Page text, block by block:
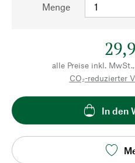
Menge
alle Preise inkl.
CO₂-reduzierter
In den